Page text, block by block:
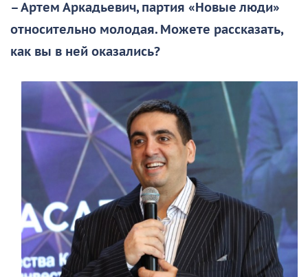
– Артем Аркадьевич, партия «Новые люди»
относительно молодая. Можете рассказать,
как вы в ней оказались?